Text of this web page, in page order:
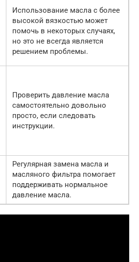
Использование масла с более
высокой вязкостью может
помочь в некоторых случаях,
но это не всегда является
решением проблемы.
Проверить давление масла
самостоятельно довольно
просто, если следовать
инструкции.
Регулярная замена масла и
масляного фильтра помогает
поддерживать нормальное
давление масла.